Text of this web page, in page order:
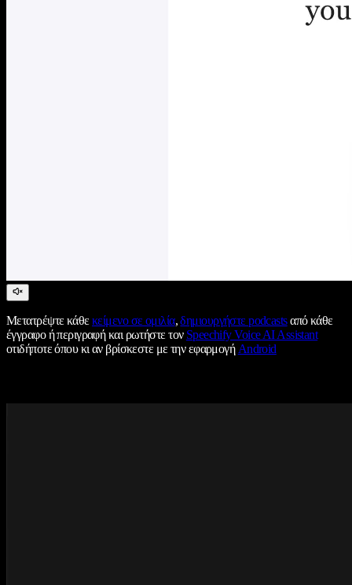
Μετατρέψτε κάθεκείμενο σε ομιλία,δημιουργήστε podcastsαπό κάθε
έγγραφο ή περιγραφή και ρωτήστε τον Speechify Voice AI Assistant
οτιδήποτε όπου κι αν βρίσκεστε με την εφαρμογήAndroid